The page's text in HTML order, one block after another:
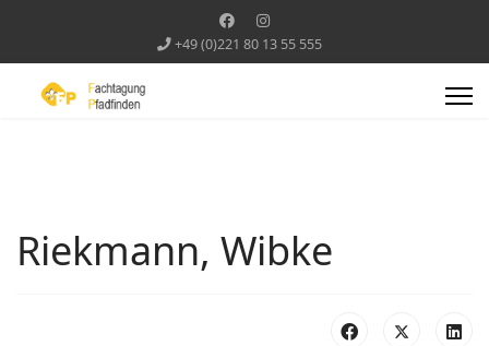
+49 (0)221 80 13 55 555
Riekmann, Wibke